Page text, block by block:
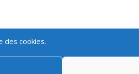
des cookies.